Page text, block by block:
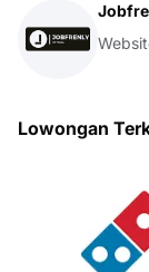
Lowongan